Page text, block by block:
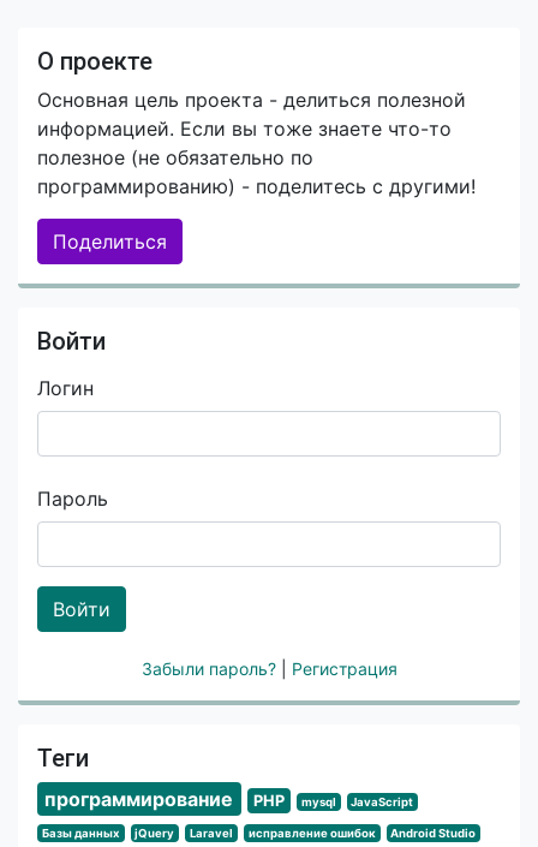
О проекте
Основная цель проекта - делиться полезной
информацией. Если вы тоже знаете что-то
полезное (не обязательно по
программированию) - поделитесь с другими!
Поделиться
Войти
Логин
Пароль
Войти
Забыли пароль? Регистрация
Теги
программирование PHP mysql JavaScript
Базы данных jQuery Laravel исправление ошибок Android Studio